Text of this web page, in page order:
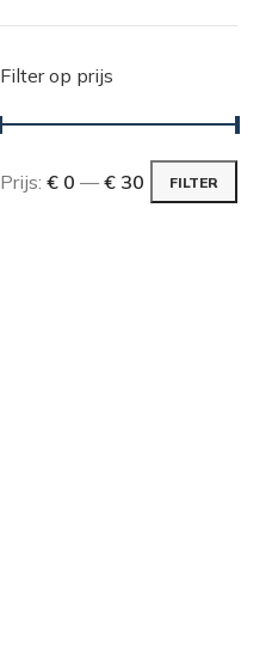
Filter op prijs
FILTER
Prijs: € 0 — € 30